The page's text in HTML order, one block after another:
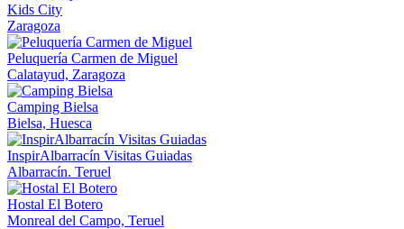
Kids City
Zaragoza
Peluquería Carmen de Miguel
Calatayud, Zaragoza
Camping Bielsa
Bielsa, Huesca
InspirAlbarracín Visitas Guiadas
Albarracín. Teruel
Hostal El Botero
Monreal del Campo, Teruel